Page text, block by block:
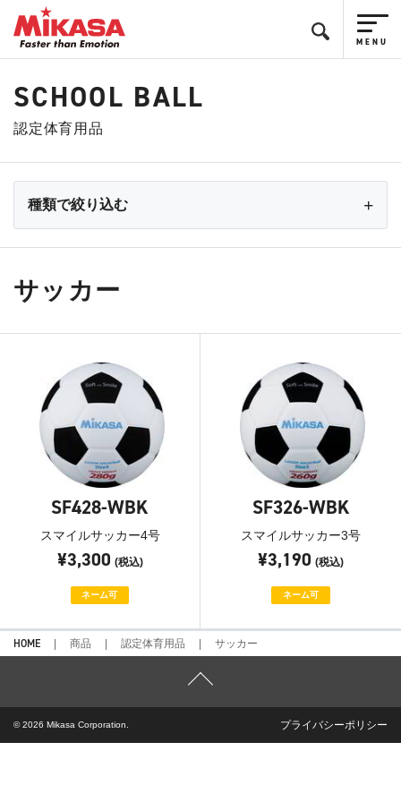
SCHOOL BALL
認定体育用品
サッカー
SF428-WBK
スマイルサッカー4号
¥3,300 (税込)
ネーム可
SF326-WBK
スマイルサッカー3号
¥3,190 (税込)
ネーム可
種類で絞り込む
HOME 商品 認定体育用品 サッカー
© 2026 Mikasa Corporation. プライバシーポリシー